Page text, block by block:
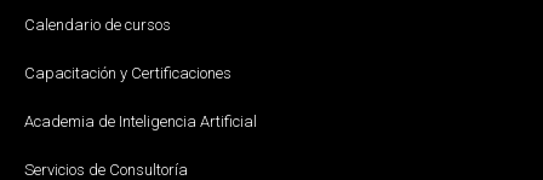
Calendario de cursos
Capacitación y Certificaciones
Academia de Inteligencia Artificial
Servicios de Consultoría